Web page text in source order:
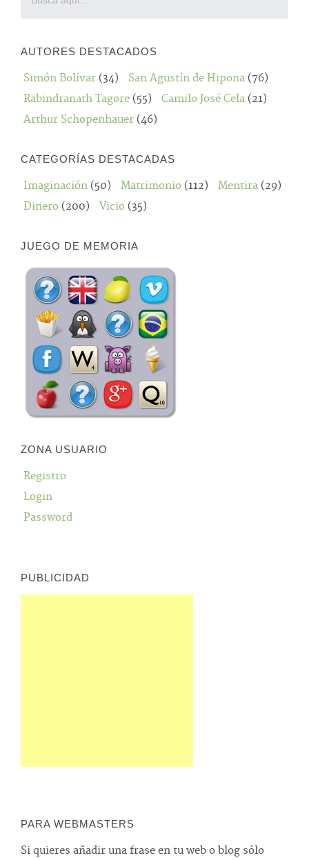
AUTORES DESTACADOS
Simón Bolívar (34) San Agustín de Hipona (76)
Rabindranath Tagore (55) Camilo José Cela (21)
Arthur Schopenhauer (46)
CATEGORÍAS DESTACADAS
Imaginación (50) Matrimonio (112) Mentira (29)
Dinero (200) Vicio (35)
JUEGO DE MEMORIA
ZONA USUARIO
Registro
Login
Password
PUBLICIDAD
PARA WEBMASTERS
Si quieres añadir una frase en tu web o blog sólo